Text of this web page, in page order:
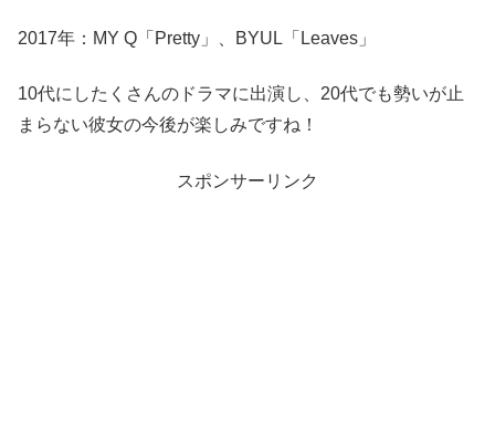
2017年：MY Q「Pretty」、BYUL「Leaves」
10代にしたくさんのドラマに出演し、20代でも勢いが止
まらない彼女の今後が楽しみですね！
スポンサーリンク